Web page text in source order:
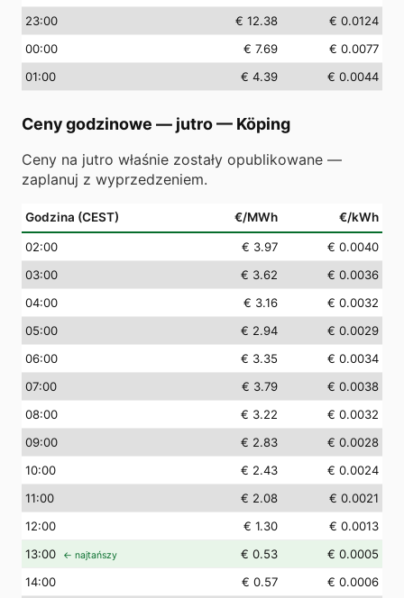
23:00 € 12.38
€ 0.0124
00:00 € 7.69
€ 0.0077
01:00 € 4.39 € 0.0044
Ceny godzinowe — jutro— Köping
Ceny na jutro właśnie zostały opublikowane —
zaplanuj z wyprzedzeniem.
Godzina (CEST) €/MWh €/kWh
02:00 € 3.97
€ 0.0040
03:00 € 3.62
€ 0.0036
04:00 € 3.16
€ 0.0032
05:00 € 2.94
€ 0.0029
06:00 € 3.35
€ 0.0034
07:00 € 3.79
€ 0.0038
08:00 € 3.22
€ 0.0032
09:00 € 2.83
€ 0.0028
10:00 € 2.43
€ 0.0024
11:00 € 2.08
€ 0.0021
12:00 € 1.30
€ 0.0013
13:00 ← najtańszy € 0.53
€ 0.0005
14:00 € 0.57
€ 0.0006